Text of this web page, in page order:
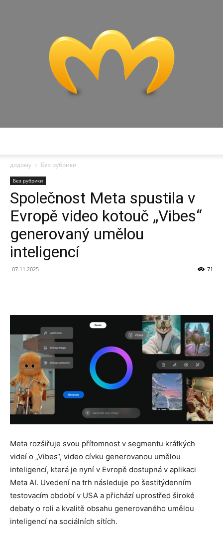
додому
Без рубрики
Без рубрики
Společnost Meta spustila v
Evropě video kotouč „Vibes“
generovaný umělou
inteligencí
07.11.2025 71
Meta rozšiřuje svou přítomnost v segmentu krátkých
videí o „Vibes“, video cívku generovanou umělou
inteligencí, která je nyní v Evropě dostupná v aplikaci
Meta AI. Uvedení na trh následuje po šestitýdenním
testovacím období v USA a přichází uprostřed široké
debaty o roli a kvalitě obsahu generovaného umělou
inteligencí na sociálních sítích.